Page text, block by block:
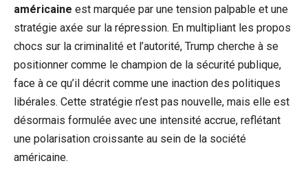
américaine est marquée par une tension palpable et une
stratégie axée sur la répression. En multipliant les propos
chocs sur la criminalité et l’autorité, Trump cherche à se
positionner comme le champion de la sécurité publique,
face à ce qu’il décrit comme une inaction des politiques
libérales. Cette stratégie n’est pas nouvelle, mais elle est
désormais formulée avec une intensité accrue, reflétant
une polarisation croissante au sein de la société
américaine.